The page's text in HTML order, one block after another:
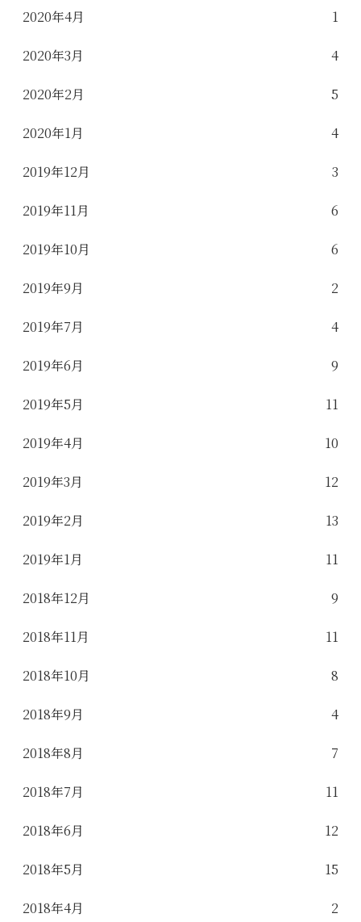
2020年4月 1
2020年3月 4
2020年2月 5
2020年1月 4
2019年12月 3
2019年11月 6
2019年10月 6
2019年9月 2
2019年7月 4
2019年6月 9
2019年5月 11
2019年4月 10
2019年3月 12
2019年2月 13
2019年1月 11
2018年12月 9
2018年11月 11
2018年10月 8
2018年9月 4
2018年8月 7
2018年7月 11
2018年6月 12
2018年5月 15
2018年4月 2